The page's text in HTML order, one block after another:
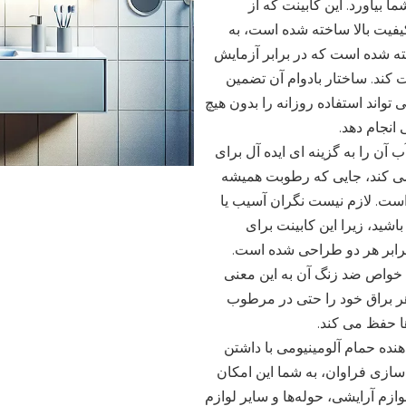
بیاورد. این کابینت که از
کیفیت بالا ساخته شده است، به
شده است که در برابر آزمایش
ساختار بادوام آن تضمین
استفاده روزانه را بدون هیچ
انجام دهد.
را به گزینه ای ایده آل برای
کند، جایی که رطوبت همیشه
است. لازم نیست نگران آسیب یا
زیرا این کابینت برای
هر دو طراحی شده است.
خواص ضد زنگ آن به این معنی
براق خود را حتی در مرطوب
حفظ می کند.
حمام آلومینیومی با داشتن
فراوان، به شما این امکان
آرایشی، حوله‌ها و سایر لوازم